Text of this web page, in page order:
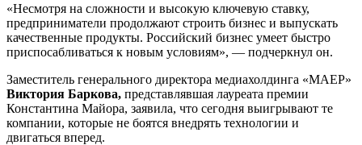
«Несмотря на сложности и высокую ключевую ставку,
предприниматели продолжают строить бизнес и выпускать
качественные продукты. Российский бизнес умеет быстро
приспосабливаться к новым условиям», — подчеркнул он.
Заместитель генерального директора медиахолдинга «МАЕР»
Виктория Баркова, представлявшая лауреата премии
Константина Майора, заявила, что сегодня выигрывают те
компании, которые не боятся внедрять технологии и
двигаться вперед.